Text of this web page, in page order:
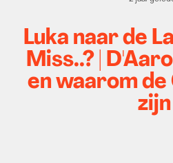
Luka naar de
Miss..? |
en waarom
zijn